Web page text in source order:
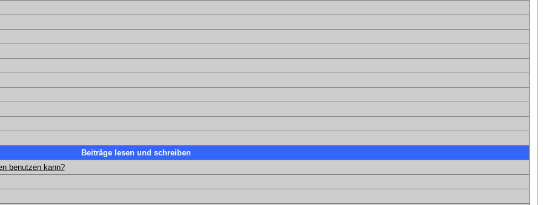
Beiträge lesen und schreiben
benutzen kann?